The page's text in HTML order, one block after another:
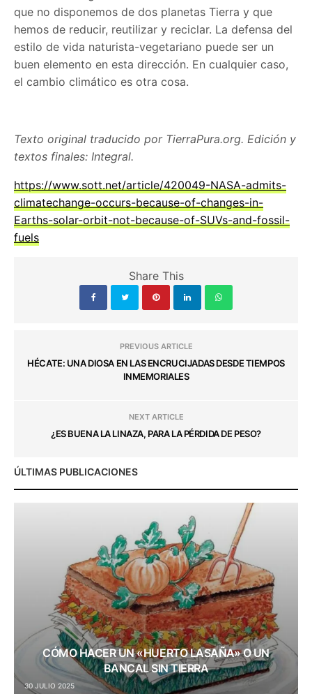
que no disponemos de dos planetas Tierra y que
hemos de reducir, reutilizar y reciclar. La defensa del
estilo de vida naturista-vegetariano puede ser un
buen elemento en esta dirección. En cualquier caso,
el cambio climático es otra cosa.
Texto original traducido por TierraPura.org. Edición y
textos finales: Integral.
https://www.sott.net/article/420049-NASA-admits-
climatechange-occurs-because-of-changes-in-
Earths-solar-orbit-not-because-of-SUVs-and-fossil-
fuels
Share This
PREVIOUS ARTICLE
HÉCATE: UNA DIOSA EN LAS ENCRUCIJADAS DESDE TIEMPOS
INMEMORIALES
NEXT ARTICLE
¿ES BUENA LA LINAZA, PARA LA PÉRDIDA DE PESO?
ÚLTIMAS PUBLICACIONES
CÓMO HACER UN «HUERTO LASAÑA» O UN
BANCAL SIN TIERRA
30 JULIO 2025